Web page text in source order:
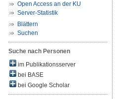
Open Access an der KU
Server-Statistik
Blättern
Suchen
Suche nach Personen
im Publikationsserver
bei BASE
bei Google Scholar